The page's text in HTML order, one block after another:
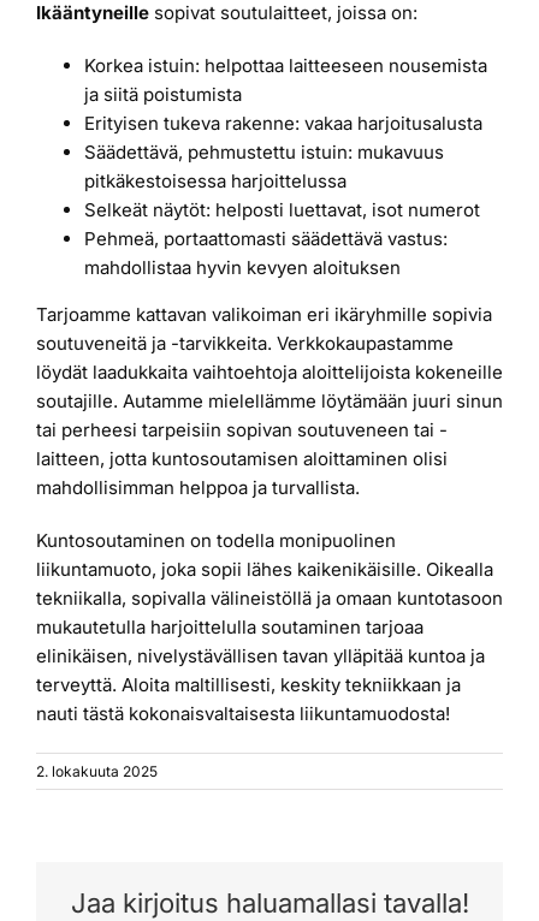
Ikääntyneille sopivat soutulaitteet, joissa on:
Korkea istuin: helpottaa laitteeseen nousemista
ja siitä poistumista
Erityisen tukeva rakenne: vakaa harjoitusalusta
Säädettävä, pehmustettu istuin: mukavuus
pitkäkestoisessa harjoittelussa
Selkeät näytöt: helposti luettavat, isot numerot
Pehmeä, portaattomasti säädettävä vastus:
mahdollistaa hyvin kevyen aloituksen
Tarjoamme kattavan valikoiman eri ikäryhmille sopivia
soutuveneitä ja -tarvikkeita. Verkkokaupastamme
löydät laadukkaita vaihtoehtoja aloittelijoista kokeneille
soutajille. Autamme mielellämme löytämään juuri sinun
tai perheesi tarpeisiin sopivan soutuveneen tai -
laitteen, jotta kuntosoutamisen aloittaminen olisi
mahdollisimman helppoa ja turvallista.
Kuntosoutaminen on todella monipuolinen
liikuntamuoto, joka sopii lähes kaikenikäisille. Oikealla
tekniikalla, sopivalla välineistöllä ja omaan kuntotasoon
mukautetulla harjoittelulla soutaminen tarjoaa
elinikäisen, nivelystävällisen tavan ylläpitää kuntoa ja
terveyttä. Aloita maltillisesti, keskity tekniikkaan ja
nauti tästä kokonaisvaltaisesta liikuntamuodosta!
2. lokakuuta 2025
Jaa kirjoitus haluamallasi tavalla!